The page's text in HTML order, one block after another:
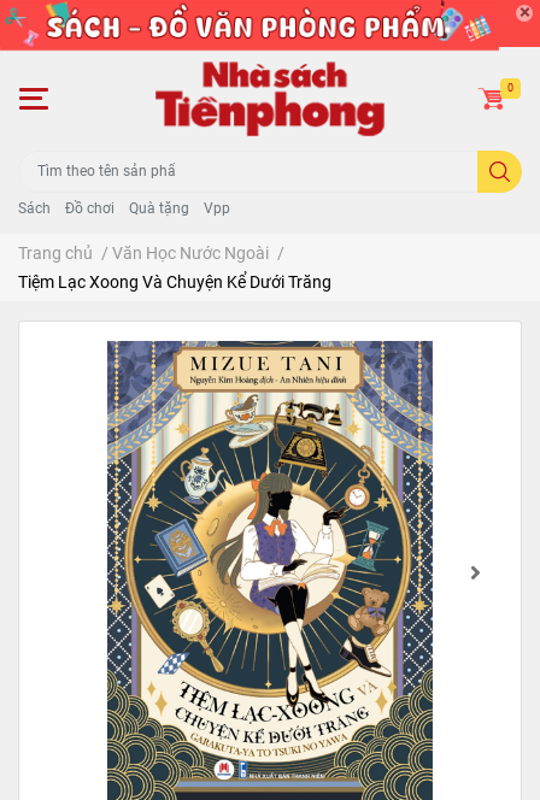
Sách Đồ chơi Quà tặng Vpp
0
Trang chủ / Văn Học Nước Ngoài /
Tiệm Lạc Xoong Và Chuyện Kể Dưới Trăng